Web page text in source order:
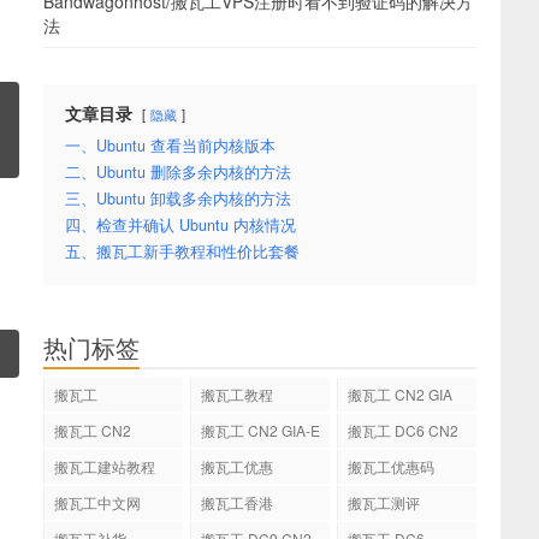
法
文章目录 隐藏
一、Ubuntu 查看当前内核版本
二、Ubuntu 删除多余内核的方法
三、Ubuntu 卸载多余内核的方法
四、检查并确认 Ubuntu 内核情况
五、搬瓦工新手教程和性价比套餐
热门标签
搬瓦工 搬瓦工教程
搬瓦工 CN2 GIA
搬瓦工 CN2
搬瓦工 CN2 GIA-E
搬瓦工 DC6 CN2
搬瓦工建站教程 搬瓦工优惠
搬瓦工优惠码
搬瓦工中文网
搬瓦工香港
搬瓦工测评